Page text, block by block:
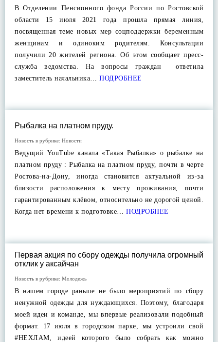
В Отделении Пенсионного фонда России по Ростовской
области 15 июля 2021 года прошла прямая линия,
посвященная теме новых мер соцподдержки беременным
женщинам и одиноким родителям. Консультации
получили 20 жителей региона. Об этом сообщает пресс-
служба ведомства. На вопросы граждан ответила
заместитель начальника… ПОДРОБНЕЕ
Рыбалка на платном пруду.
Новость в рубрике: Новости
Ведущий YouTube канала «Такая Рыбалка» о рыбалке на
платном пруду : Рыбалка на платном пруду, почти в черте
Ростова-на-Дону, иногда становится актуальной из-за
близости расположения к месту проживания, почти
гарантированным клëвом, относительно не дорогой ценой.
Когда нет времени к подготовке… ПОДРОБНЕЕ
Первая акция по сбору одежды получила огромный
отклик у аксайчан
Новость в рубрике: Молодежь
В нашем городе раньше не было мероприятий по сбору
ненужной одежды для нуждающихся. Поэтому, благодаря
моей идеи и команде, мы впервые реализовали подобный
формат. 17 июля в городском парке, мы устроили свой
#НЕХЛАМ, идеей которого было собрать как можно